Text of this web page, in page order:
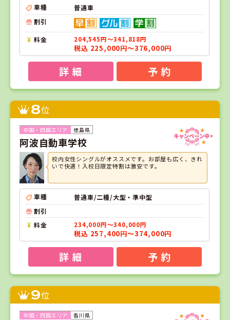
車種
普通車
割引
料金 204,545円～341,818円
税込 225,000円～376,000円
詳 細 予 約
8位
徳島県
阿波自動車学校
校内女性シングルがオススメです。お部屋も広く、きれ
いで快適！入校日限定特割は激安です。
車種
普通車/二種/大型・準中型
割引
料金
234,000円～340,000円
税込 257,400円～374,000円
詳 細 予 約
9位
香川県